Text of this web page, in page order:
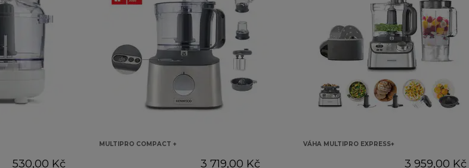
530,00 Kč
MULTIPRO COMPACT +
3 719,00 Kč
VÁHA MULTIPRO EXPRESS+
3 959,00 Kč